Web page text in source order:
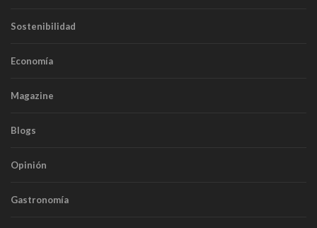
Sostenibilidad
Economía
Magazine
Blogs
Opinión
Gastronomía